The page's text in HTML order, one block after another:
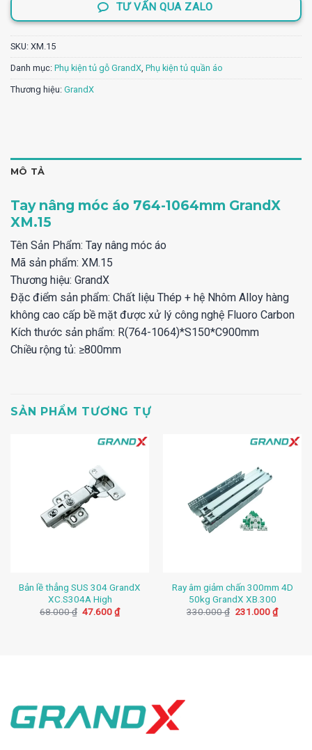
TƯ VẤN QUA ZALO
SKU: XM.15
Danh mục: Phụ kiện tủ gỗ GrandX Phụ kiện tủ quần áo
Thương hiệu: GrandX
MÔ TẢ
Tay nâng móc áo 764-1064mm GrandX
XM.15
Tên Sản Phẩm: Tay nâng móc áo
Mã sản phẩm: XM.15
Thương hiệu: GrandX
Đặc điểm sản phẩm: Chất liệu Thép + hệ Nhôm Alloy hàng
không cao cấp bề mặt được xử lý công nghệ Fluoro Carbon
Kích thước sản phẩm: R(764-1064)*S150*C900mm
Chiều rộng tủ: ≥800mm
SẢN PHẨM TƯƠNG TỰ
Bản lề thẳng SUS 304 GrandX
XC.S304A High
68.000₫ Giá
47.600₫Giá
hiện
Ray âm giảm chấn 300mm 4D
50kg GrandX XB.300
330.000₫ Giá
231.000₫Giá
hiện